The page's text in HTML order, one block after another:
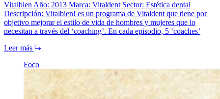
Vitalbien Año: 2013 Marca: Vitaldent Sector: Estética dental
Descripción: Vitalbien! es un programa de Vitaldent que tiene por
objetivo mejorar el estilo de vida de hombres y mujeres que lo
necesitan a través del ‘coaching’. En cada episodio, 5 ‘coaches’
Leer más
Foco